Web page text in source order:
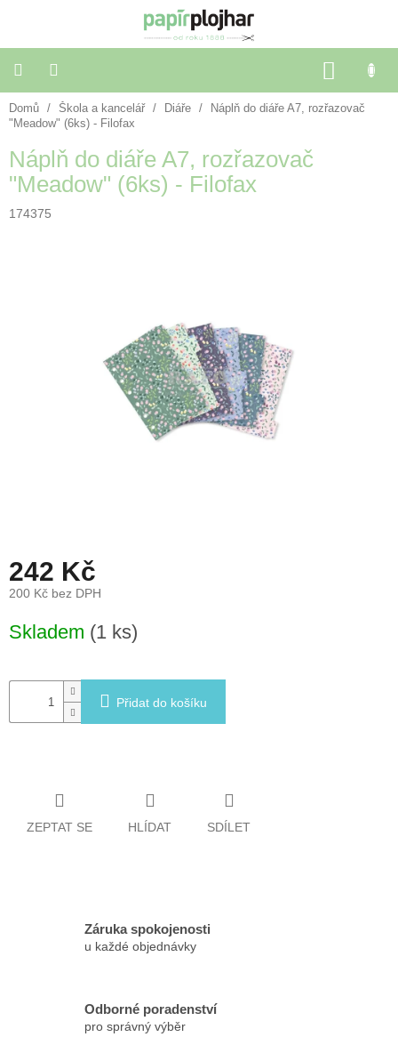
KOŠÍK
Balení
dárků
Dekorace
a
doplňky
Novinky
Prodejny
Domů / Škola a kancelář / Diáře /
Náplň do diáře A7, rozřazovač
"Meadow" (6ks) - Filofax
Náplň do diáře A7, rozřazovač
"Meadow" (6ks) - Filofax
174375
242 Kč
200 Kč bez DPH
cena:
Skladem (1 ks)
Přidat do košíku
ZEPTAT SE HLÍDAT SDÍLET
Záruka spokojenosti
u každé objednávky
Odborné poradenství
pro správný výběr